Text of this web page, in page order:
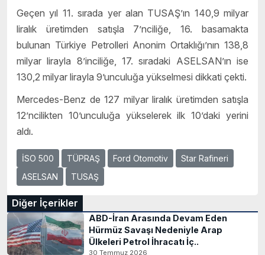
Geçen yıl 11. sırada yer alan TUSAŞ’ın 140,9 milyar
liralık üretimden satışla 7’nciliğe, 16. basamakta
bulunan Türkiye Petrolleri Anonim Ortaklığı’nın 138,8
milyar lirayla 8’inciliğe, 17. sıradaki ASELSAN’ın ise
130,2 milyar lirayla 9’unculuğa yükselmesi dikkati çekti.
Mercedes-Benz de 127 milyar liralık üretimden satışla
12’ncilikten 10’unculuğa yükselerek ilk 10’daki yerini
aldı.
İSO 500 TÜPRAŞ Ford Otomotiv
Star Rafineri
ASELSAN
TUSAŞ
Diğer İçerikler
ABD-İran Arasında Devam Eden
Hürmüz Savaşı Nedeniyle Arap
Ülkeleri Petrol İhracatı İç..
30 Temmuz 2026